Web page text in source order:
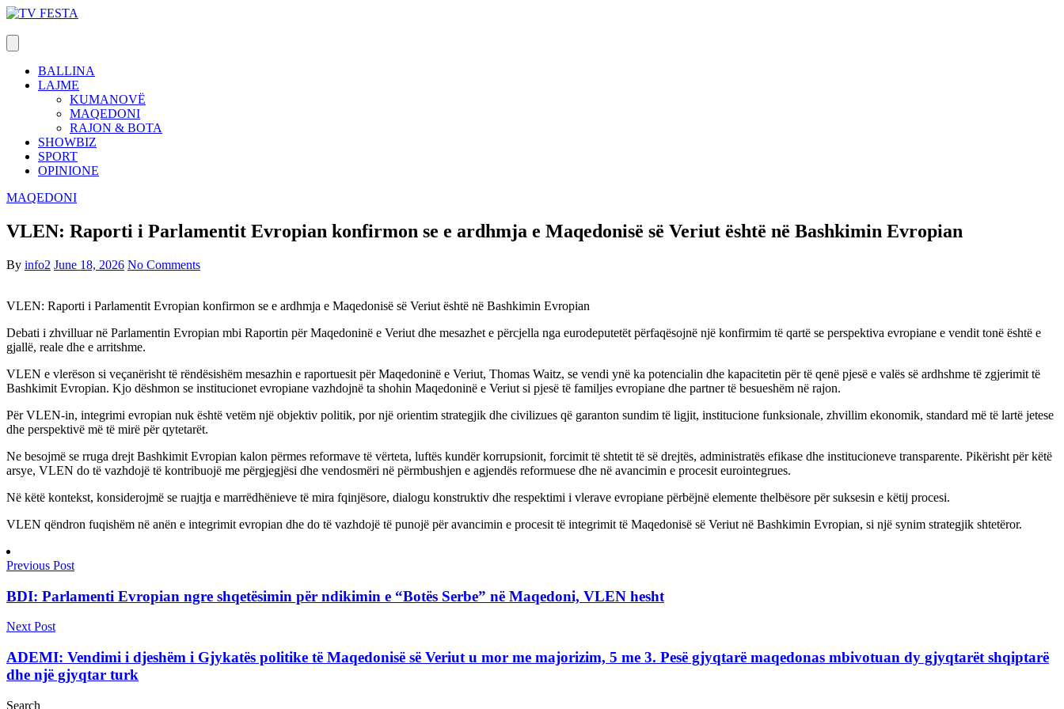
Skip
content
BALLINA
LAJME
KUMANOVË
MAQEDONI
RAJON & BOTA
SHOWBIZ
SPORT
OPINIONE
MAQEDONI
VLEN: Raporti i Parlamentit Evropian konfirmon se e ardhmja e Maqedonisë së Veriut është në Bashkimin Evropian
By info2 June 18, 2026 No Comments
VLEN: Raporti i Parlamentit Evropian konfirmon se e ardhmja e Maqedonisë së Veriut është në Bashkimin Evropian
Debati i zhvilluar në Parlamentin Evropian mbi Raportin për Maqedoninë e Veriut dhe mesazhet e përcjella nga eurodeputetët përfaqësojnë një konfirmim të qartë se perspektiva evropiane e vendit tonë është e
gjallë, reale dhe e arritshme.
VLEN e vlerëson si veçanërisht të rëndësishëm mesazhin e raportuesit për Maqedoninë e Veriut, Thomas Waitz, se vendi ynë ka potencialin dhe kapacitetin për të qenë pjesë e valës së ardhshme të zgjerimit të
Bashkimit Evropian. Kjo dëshmon se institucionet evropiane vazhdojnë ta shohin Maqedoninë e Veriut si pjesë të familjes evropiane dhe partner të besueshëm në rajon.
Për VLEN-in, integrimi evropian nuk është vetëm një objektiv politik, por një orientim strategjik dhe civilizues që garanton sundim të ligjit, institucione funksionale, zhvillim ekonomik, standard më të lartë jetese
dhe perspektivë më të mirë për qytetarët.
Ne besojmë se rruga drejt Bashkimit Evropian kalon përmes reformave të vërteta, luftës kundër korrupsionit, forcimit të shtetit të së drejtës, administratës efikase dhe institucioneve transparente. Pikërisht për këtë
arsye, VLEN do të vazhdojë të kontribuojë me përgjegjësi dhe vendosmëri në përmbushjen e agjendës reformuese dhe në avancimin e procesit eurointegrues.
Në këtë kontekst, konsiderojmë se ruajtja e marrëdhënieve të mira fqinjësore, dialogu konstruktiv dhe respektimi i vlerave evropiane përbëjnë elemente thelbësore për suksesin e këtij procesi.
VLEN qëndron fuqishëm në anën e integrimit evropian dhe do të vazhdojë të punojë për avancimin e procesit të integrimit të Maqedonisë së Veriut në Bashkimin Evropian, si një synim strategjik shtetëror.
Previous Post
BDI: Parlamenti Evropian ngre shqetësimin për ndikimin e “Botës Serbe” në Maqedoni, VLEN hesht
Next Post
ADEMI: Vendimi i djeshëm i Gjykatës politike të Maqedonisë së Veriut u mor me majorizim, 5 me 3. Pesë gjyqtarë maqedonas mbivotuan dy gjyqtarët shqiptarë
dhe një gjyqtar turk
Search